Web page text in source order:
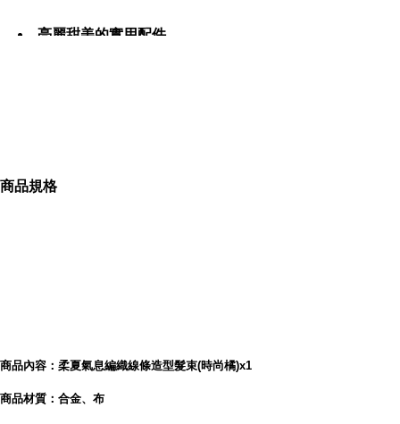
亮麗甜美的實用配件
商品規格
商品內容：柔夏氣息編織線條造型髮束(時尚橘)x1
商品材質：合金、布